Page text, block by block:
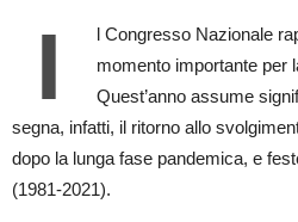
I
l Congresso Nazionale
momento importante per
Quest’anno assume
segna, infatti, il ritorno allo
dopo la lunga fase pandemica, e
(1981-2021).